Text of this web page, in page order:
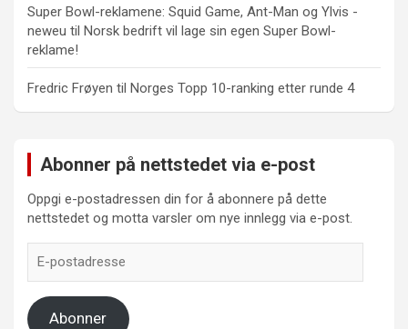
Super Bowl-reklamene: Squid Game, Ant-Man og Ylvis -
neweu til Norsk bedrift vil lage sin egen Super Bowl-
reklame!
Fredric Frøyen til Norges Topp 10-ranking etter runde 4
Abonner på nettstedet via e-post
Oppgi e-postadressen din for å abonnere på dette
nettstedet og motta varsler om nye innlegg via e-post.
postadresse
Abonner